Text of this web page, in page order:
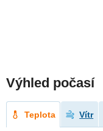
Výhled počasí
Teplota Vítr